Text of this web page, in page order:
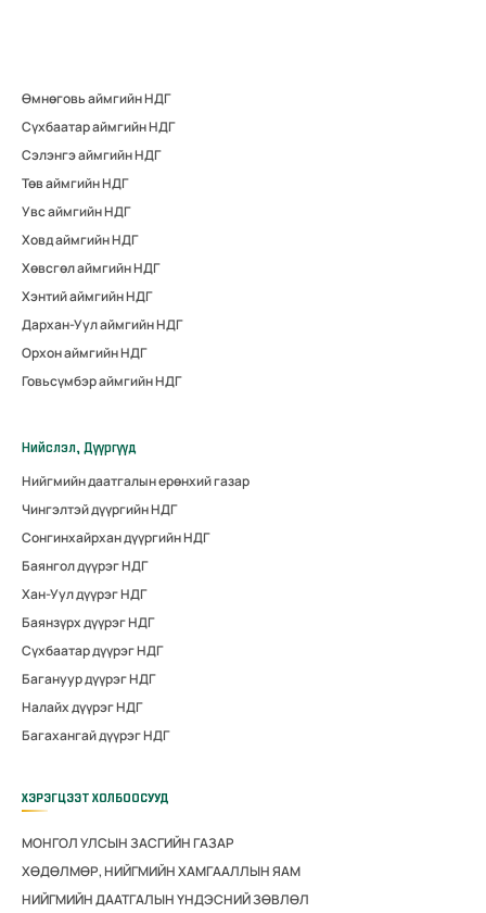
Өмнөговь аймгийн НДГ
Сүхбаатар аймгийн НДГ
Сэлэнгэ аймгийн НДГ
Төв аймгийн НДГ
Увс аймгийн НДГ
Ховд аймгийн НДГ
Хөвсгөл аймгийн НДГ
Хэнтий аймгийн НДГ
Дархан-Уул аймгийн НДГ
Орхон аймгийн НДГ
Говьсүмбэр аймгийн НДГ
Нийслэл, Дүүргүүд
Нийгмийн даатгалын ерөнхий газар
Чингэлтэй дүүргийн НДГ
Сонгинхайрхан дүүргийн НДГ
Баянгол дүүрэг НДГ
Хан-Уул дүүрэг НДГ
Баянзүрх дүүрэг НДГ
Сүхбаатар дүүрэг НДГ
Багануур дүүрэг НДГ
Налайх дүүрэг НДГ
Багахангай дүүрэг НДГ
ХЭРЭГЦЭЭТ ХОЛБООСУУД
МОНГОЛ УЛСЫН ЗАСГИЙН ГАЗАР
ХӨДӨЛМӨР, НИЙГМИЙН ХАМГААЛЛЫН ЯАМ
НИЙГМИЙН ДААТГАЛЫН ҮНДЭСНИЙ ЗӨВЛӨЛ